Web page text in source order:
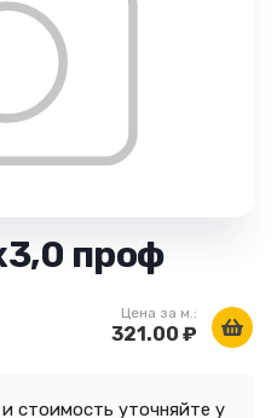
проф
Цена за м.:
321.00 ₽
стоимость уточняйте у